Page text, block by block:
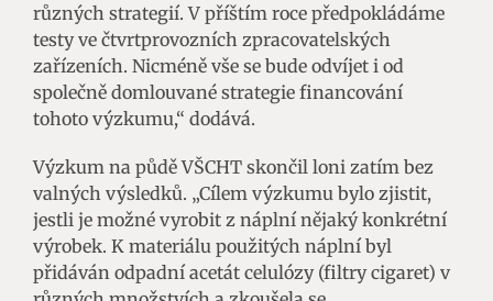
různých strategií. V příštím roce předpokládáme
testy ve čtvrtprovozních zpracovatelských
zařízeních. Nicméně vše se bude odvíjet i od
společně domlouvané strategie financování
tohoto výzkumu,“ dodává.
Výzkum na půdě VŠCHT skončil loni zatím bez
valných výsledků. „Cílem výzkumu bylo zjistit,
jestli je možné vyrobit z náplní nějaký konkrétní
výrobek. K materiálu použitých náplní byl
přidáván odpadní acetát celulózy (filtry cigaret) v